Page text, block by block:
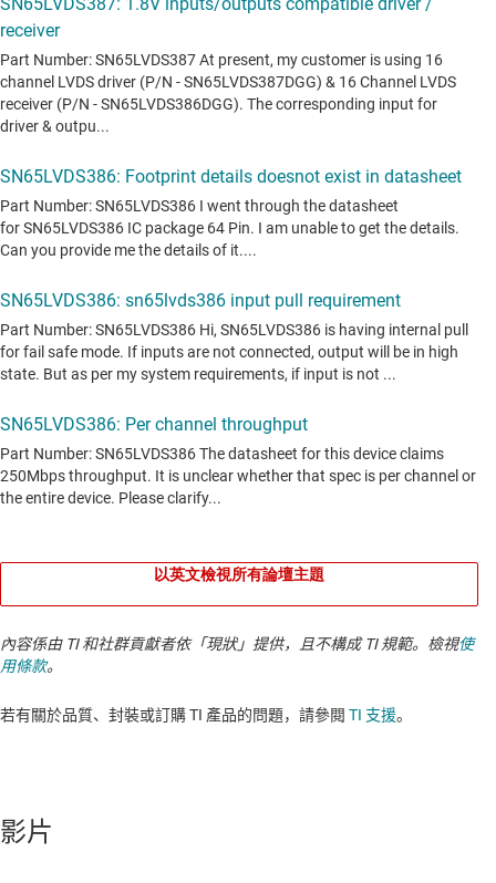
以英文檢視所有論壇主題
內容係由 TI 和社群貢獻者依「現狀」提供，且不構成 TI 規範。檢視使
用條款。
若有關於品質、封裝或訂購 TI 產品的問題，請參閱 TI 支援。​​​​​​​​​​​​​​
影片